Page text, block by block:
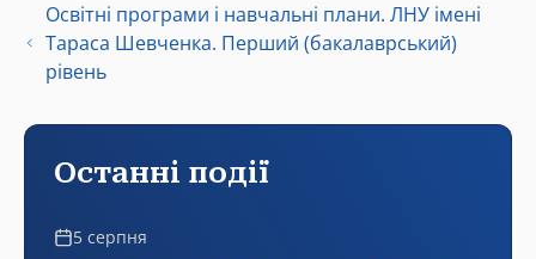
Освітні програми і навчальні плани. ЛНУ імені
Тараса Шевченка. Перший (бакалаврський)
рівень
Останні події
5 серпня